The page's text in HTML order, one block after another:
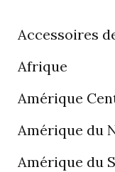
Accessoires
Afrique
Amérique
Amérique du
Amérique du